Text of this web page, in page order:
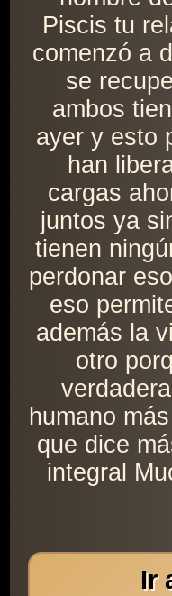
Piscis tu
comenzó a
se
ambos
ayer y esto
han
cargas
juntos ya
tienen
perdonar
eso
además la
otro
humano
que dice
integral
Ir